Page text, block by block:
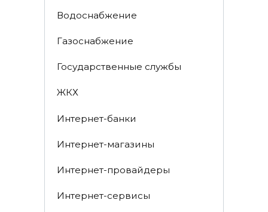
Водоснабжение
Газоснабжение
Государственные службы
ЖКХ
Интернет-банки
Интернет-магазины
Интернет-провайдеры
Интернет-сервисы